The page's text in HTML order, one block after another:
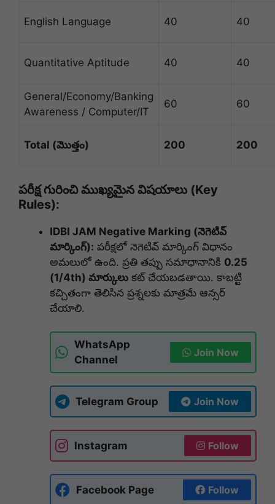
English Language 40 40
Quantitative Aptitude 40 40
General/Economy/Banking
Awareness / Computer/IT
60 60
Total (మొత్తం) 200 200
పరీక్ష గురించి ముఖ్యమైన విషయాలు (Key
Rules):
IDBI JAM Negative Marking (నెగెటివ్
మార్కింగ్): పరీక్షలో నెగెటివ్ మార్కింగ్ విధానం
అమలులో ఉంది. ప్రతి తప్పు సమాధానానికి 0.25
(1/4th) మార్కులు కట్ చేయబడతాయి. కాబట్టి
కచ్చితంగా తెలిసిన ప్రశ్నలకు మాత్రమే ఆన్సర్
చేయాలి.
WhatsApp
Channel
Join Now
Telegram Group Join Now
Instagram Follow
Facebook Page Follow